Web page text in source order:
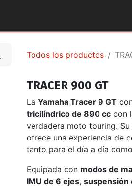
Todos los productos
TRACER 900 GT
La Yamaha Tracer 9 GT
tricilíndrico de 890 cc con
verdadera moto touring.
ofrece una experiencia de
tanto para el día a día
Equipada con modos de
IMU de 6 ejes, suspensión